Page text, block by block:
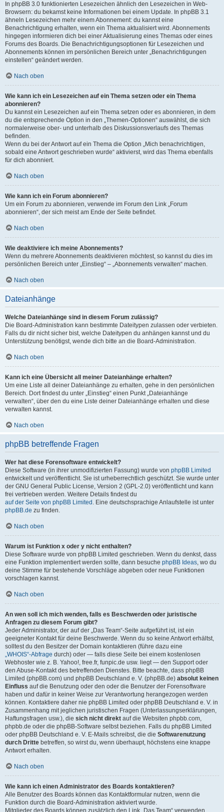
In phpBB 3.0 funktionierten Lesezeichen ähnlich den Lesezeichen in Web-
Browsern: du bekamst keine Informationen bei einem Update. In phpBB 3.1
ähneln Lesezeichen mehr einem Abonnement: du kannst eine
Benachrichtigung erhalten, wenn ein Thema aktualisiert wird. Abonnements
hingegen informieren dich bei einer Aktualisierung eines Themas oder eines
Forums des Boards. Die Benachrichtigungsoptionen für Lesezeichen und
Abonnements können im persönlichen Bereich unter „Benachrichtigungen
einstellen“ geändert werden.
Nach oben
Wie kann ich ein Lesezeichen auf ein Thema setzen oder ein Thema
abonnieren?
Du kannst ein Lesezeichen auf ein Thema setzen oder es abonnieren, in dem
du die entsprechende Option in den „Themen-Optionen“ auswählst, die sich
normalerweise ober- und unterhalb des Diskussionsverlaufs des Themas
befinden.
Wenn du bei der Antwort auf ein Thema die Option „Mich benachrichtigen,
sobald eine Antwort geschrieben wurde“ aktivierst, wird das Thema ebenfalls
für dich abonniert.
Nach oben
Wie kann ich ein Forum abonnieren?
Um ein Forum zu abonnieren, verwende im Forum den Link „Forum
abonnieren“, der sich meist am Ende der Seite befindet.
Nach oben
Wie deaktiviere ich meine Abonnements?
Wenn du mehrere Abonnements deaktivieren möchtest, so kannst du dies im
persönlichen Bereich unter „Einstieg“ – „Abonnements verwalten“ machen.
Nach oben
Dateianhänge
Welche Dateianhänge sind in diesem Forum zulässig?
Die Board-Administration kann bestimmte Dateitypen zulassen oder verbieten.
Falls du dir nicht sicher bist, welche Dateitypen du anhängen kannst und du
Unterstützung benötigst, wende dich bitte an die Board-Administration.
Nach oben
Kann ich eine Übersicht all meiner Dateianhänge erhalten?
Um eine Liste all deiner Dateianhänge zu erhalten, gehe in den persönlichen
Bereich. Dort findest du unter „Einstieg“ einen Punkt „Dateianhänge
verwalten“, über den du eine Liste deiner Dateianhänge erhalten und diese
verwalten kannst.
Nach oben
phpBB betreffende Fragen
Wer hat diese Forensoftware entwickelt?
Diese Software (in ihrer unmodifizierten Fassung) wurde von phpBB Limited
entwickelt und veröffentlicht. Sie ist urheberrechtlich geschützt. Sie wurde unter
der GNU General Public License, Version 2 (GPL-2.0) veröffentlicht und kann
frei vertrieben werden. Weitere Details findest du
auf der Seite von phpBB Limited . Eine deutschsprachige Anlaufstelle ist unter
phpBB.de zu finden.
Nach oben
Warum ist Funktion x oder y nicht enthalten?
Diese Software wurde von phpBB Limited geschrieben. Wenn du denkst, dass
eine Funktion implementiert werden sollte, dann besuche phpBB Ideas, wo du
deine Stimme für bestehende Vorschläge abgeben oder neue Funktionen
vorschlagen kannst.
Nach oben
An wen soll ich mich wenden, falls es Beschwerden oder juristische
Anfragen zu diesem Forum gibt?
Jeder Administrator, der auf der „Das Team“-Seite aufgeführt ist, ist ein
geeigneter Kontakt für deine Beschwerde. Wenn du so keine Antwort erhältst,
solltest du den Besitzer der Domain kontaktieren (führe dazu eine
„WHOIS“-Abfrage durch) oder — falls diese Seite bei einem kostenlosen
Webhoster wie z. B. Yahoo!, free.fr, funpic.de usw. liegt — den Support oder
den Abuse-Kontakt des betreffenden Dienstes. Bitte beachte, dass phpBB
Limited (phpBB.com) und phpBB Deutschland e. V. (phpBB.de) absolut keinen
Einfluss auf die Benutzung oder den oder die Benutzer der Forensoftware
haben und dafür in keiner Weise zur Verantwortung herangezogen werden
können. Kontaktiere daher nie phpBB Limited oder phpBB Deutschland e. V. in
Zusammenhang mit jeglichen juristischen Fragen (Unterlassungserklärungen,
Haftungsfragen usw.), die sich nicht direkt auf die Websiten phpbb.com,
phpbb.de oder die phpBB-Software selbst beziehen. Falls du phpBB Limited
oder phpBB Deutschland e. V. E-Mails schreibst, die die Softwarenutzung
durch Dritte betreffen, so wirst du, wenn überhaupt, höchstens eine knappe
Antwort erhalten.
Nach oben
Wie kann ich einen Administrator des Boards kontaktieren?
Alle Benutzer des Boards können das Kontaktformular nutzen, wenn die
Funktion durch die Board-Administration aktiviert wurde.
Mitglieder des Boards können zusätzlich den Link „Das Team“ verwenden.